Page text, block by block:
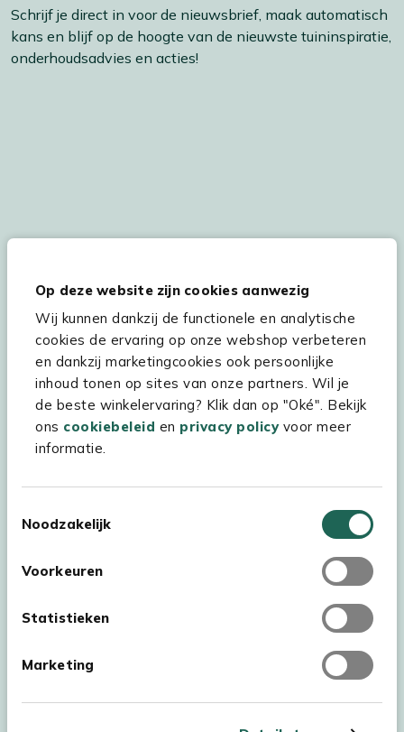
Op deze website zijn cookies aanwezig
Wij kunnen dankzij de functionele en analytische
cookies de ervaring op onze webshop verbeteren
en dankzij marketingcookies ook persoonlijke
inhoud tonen op sites van onze partners. Wil je
de beste winkelervaring? Klik dan op "Oké". Bekijk
ons cookiebeleid en privacy policyvoor meer
informatie.
Noodzakelijk
Voorkeuren
Statistieken
Marketing
Schrijf je direct in voor de nieuwsbrief, maak automatisch
kans en blijf op de hoogte van de nieuwste tuininspiratie,
onderhoudsadvies en acties!
Hulp & service
Assortiment
Kees Smit Tuinmeubelen